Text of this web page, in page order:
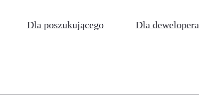
Dla poszukującego Dla dewelopera